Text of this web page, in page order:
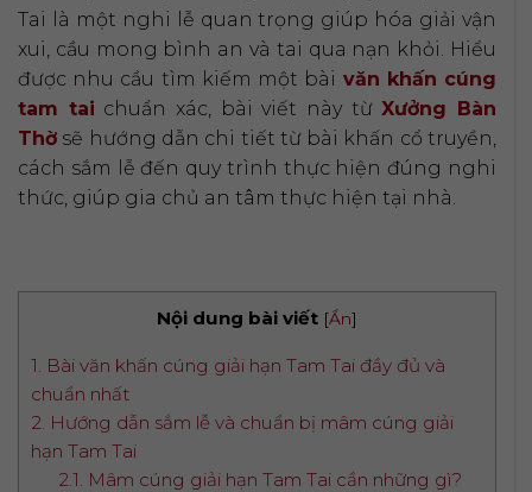
Tai là một nghi lễ quan trọng giúp hóa giải vận
xui, cầu mong bình an và tai qua nạn khỏi. Hiểu
được nhu cầu tìm kiếm một bài văn khấn cúng
tam tai chuẩn xác, bài viết này từXưởng Bàn
Thờ sẽ hướng dẫn chi tiết từ bài khấn cổ truyền,
cách sắm lễ đến quy trình thực hiện đúng nghi
thức, giúp gia chủ an tâm thực hiện tại nhà.
Nội dung bài viết [Ẩn]
1. Bài văn khấn cúng giải hạn Tam Tai đầy đủ và
chuẩn nhất
2. Hướng dẫn sắm lễ và chuẩn bị mâm cúng giải
hạn Tam Tai
2.1. Mâm cúng giải hạn Tam Tai cần những gì?